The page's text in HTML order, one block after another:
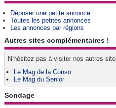
Déposer une petite annonce
Toutes les petites annonces
Les annonces par régions
Autres sites complémentaires !
N'hésitez pas à visiter nos autres
Le Mag de la Conso
Le Mag du Senior
Sondage